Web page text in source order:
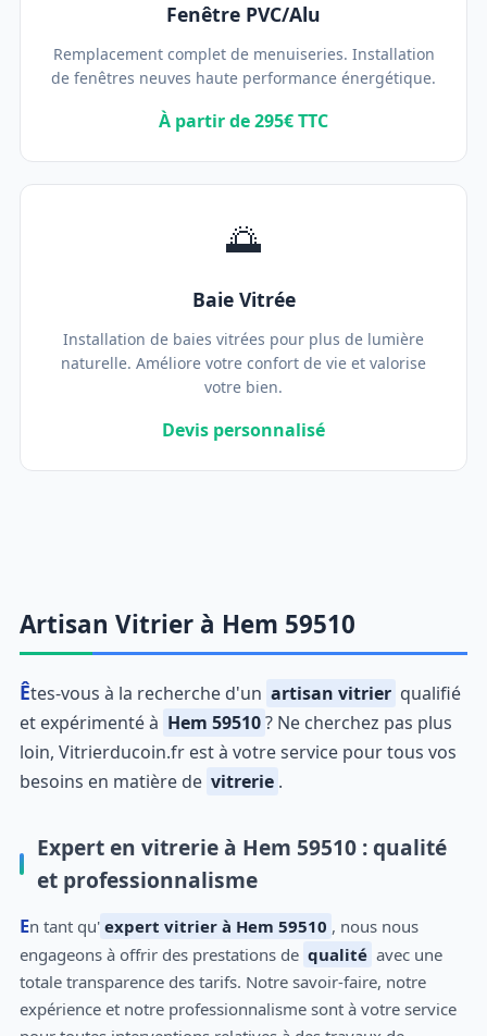
Fenêtre PVC/Alu
Remplacement complet de menuiseries. Installation
de fenêtres neuves haute performance énergétique.
À partir de 295€ TTC
🌅
Baie Vitrée
Installation de baies vitrées pour plus de lumière
naturelle. Améliore votre confort de vie et valorise
votre bien.
Devis personnalisé
Artisan Vitrier à Hem 59510
Êtes-vous à la recherche d'un artisan vitrier qualifié
et expérimenté à Hem 59510? Ne cherchez pas plus
loin, Vitrierducoin.fr est à votre service pour tous vos
besoins en matière de vitrerie .
Expert en vitrerie à Hem 59510 : qualité
et professionnalisme
En tant qu' expert vitrier à Hem 59510 , nous nous
engageons à offrir des prestations de qualité avec une
totale transparence des tarifs. Notre savoir-faire, notre
expérience et notre professionnalisme sont à votre service